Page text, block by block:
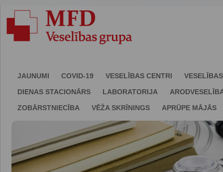
JAUNUMI COVID-19 VESELĪBAS CENTRI
DIENAS STACIONĀRS
LABORATORIJA
ZOBĀRSTNIECĪBA
VĒŽA SKRĪNINGS APRŪPE MĀJĀS